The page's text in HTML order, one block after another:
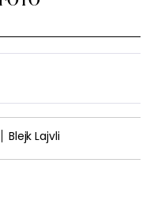
Blejk Lajvli